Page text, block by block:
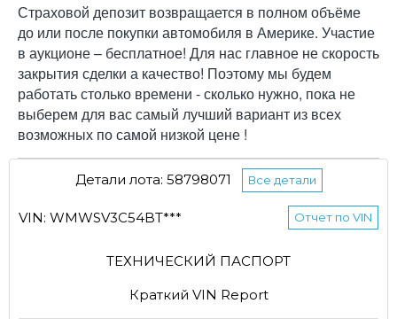
Страховой депозит возвращается в полном объёме
до или после покупки автомобиля в Америке. Участие
в аукционе – бесплатное! Для нас главное не скорость
закрытия сделки а качество! Поэтому мы будем
работать столько времени - сколько нужно, пока не
выберем для вас самый лучший вариант из всех
возможных по самой низкой цене !
Детали лота: 58798071 Все детали
VIN: WMWSV3C54BT*** Отчет по VIN
ТЕХНИЧЕСКИЙ ПАСПОРТ
Краткий VIN Report